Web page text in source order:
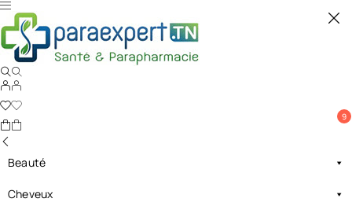
9
Beauté
Cheveux